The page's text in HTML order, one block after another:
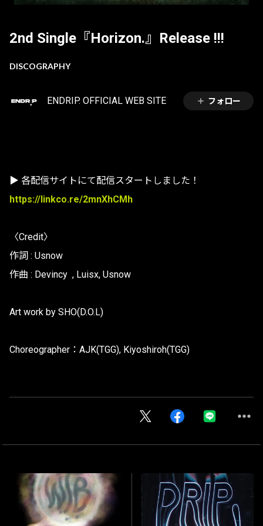
2nd Single『Horizon.』Release !!!
DISCOGRAPHY
ENDRIP. OFFICIAL WEB SITE フォロー
▶︎ 各配信サイトにて配信スタートしました！
https://linkco.re/2mnXhCMh
〈Credit〉
作詞 : Usnow
作曲 : Devincy , Luisx, Usnow
Art work by SHO(D.O.L)
Choreographer：AJK(TGG), Kiyoshiroh(TGG)